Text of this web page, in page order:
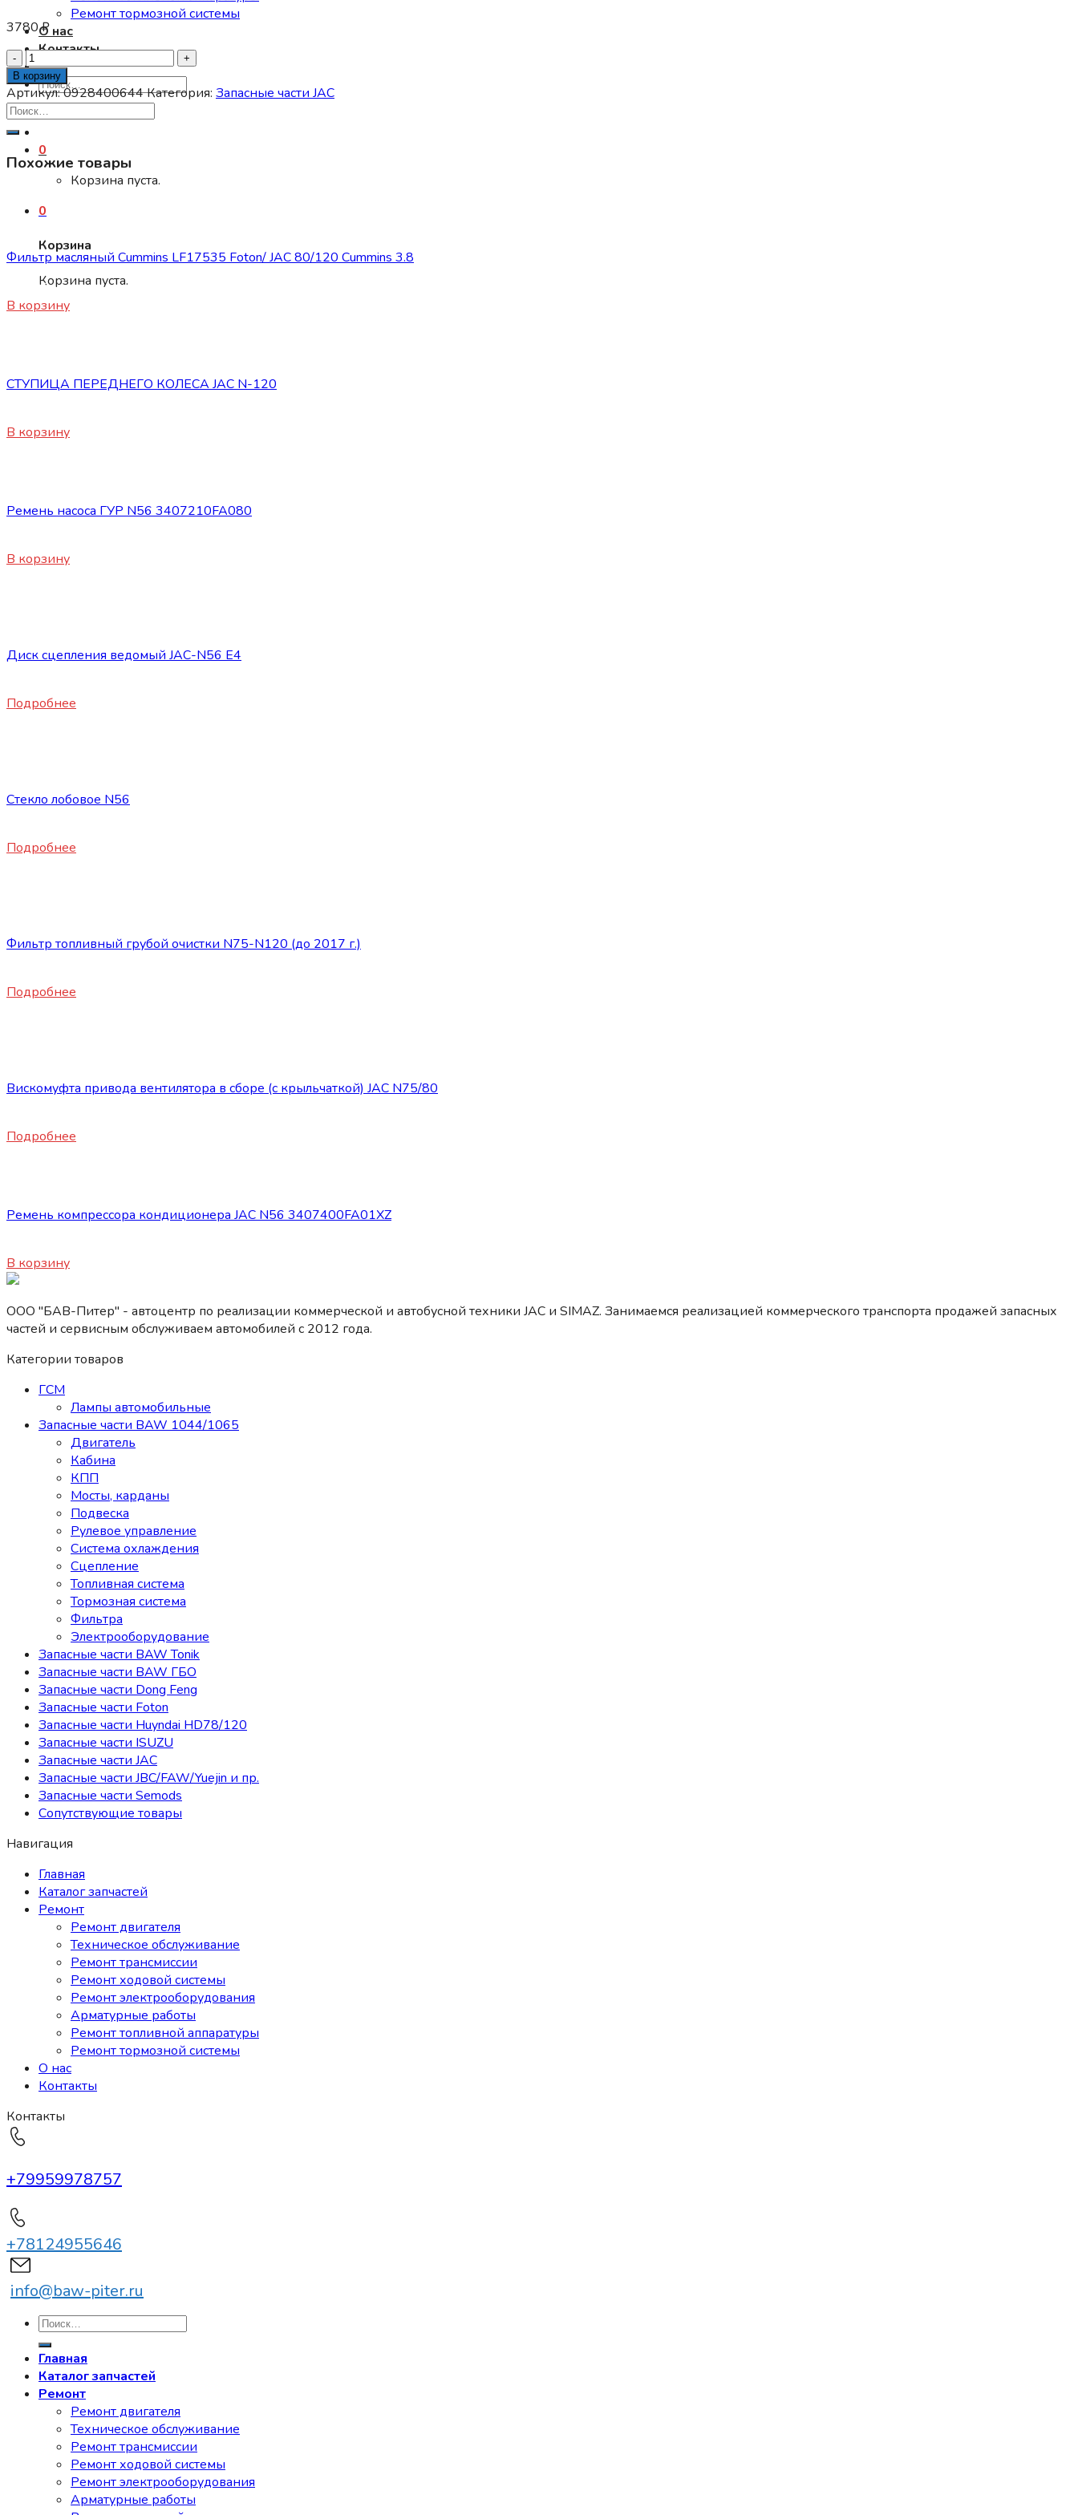
Ремонт тормозной системы
О нас
Контакты
Искать:
0
Корзина пуста.
0
Корзина
Корзина пуста.
3780₽
Количество
товара
Актуатор
(дозатор
топлива)
BOSCH
JAC
N120
0928400644
В корзину
Артикул:0928400644Категория: Запасные части JAC
Похожие товары
Фильтр масляный Cummins LF17535 Foton/ JAC 80/120 Cummins 3.8
2500₽
В корзину
СТУПИЦА ПЕРЕДНЕГО КОЛЕСА JAC N-120
В корзину
Ремень насоса ГУР N56 3407210FA080
В корзину
Диск сцепления ведомый JAC-N56 E4
Подробнее
Стекло лобовое N56
Подробнее
Фильтр топливный грубой очистки N75-N120 (до 2017 г.)
Подробнее
Вискомуфта привода вентилятора в сборе (с крыльчаткой) JAC N75/80
Подробнее
Ремень компрессора кондиционера JAC N56 3407400FA01XZ
В корзину
ООО "БАВ-Питер" - автоцентр по реализации коммерческой и автобусной техники JAC и SIMAZ. Занимаемся реализацией коммерческого транспорта продажей запасных
частей и сервисным обслуживаем автомобилей c 2012 года.
Категории товаров
ГСМ
Лампы автомобильные
Запасные части BAW 1044/1065
Двигатель
Кабина
КПП
Мосты, карданы
Подвеска
Рулевое управление
Система охлаждения
Сцепление
Топливная система
Тормозная система
Фильтра
Электрооборудование
Запасные части BAW Tonik
Запасные части BAW ГБО
Запасные части Dong Feng
Запасные части Foton
Запасные части Huyndai HD78/120
Запасные части ISUZU
Запасные части JAC
Запасные части JBC/FAW/Yuejin и пр.
Запасные части Semods
Сопутствующие товары
Навигация
Главная
Каталог запчастей
Ремонт
Ремонт двигателя
Техническое обслуживание
Ремонт трансмиссии
Ремонт ходовой системы
Ремонт электрооборудования
Арматурные работы
Ремонт топливной аппаратуры
Ремонт тормозной системы
О нас
Контакты
Контакты
+79959978757
+78124955646
info@baw-piter.ru
Искать:
Главная
Каталог запчастей
Ремонт
Ремонт двигателя
Техническое обслуживание
Ремонт трансмиссии
Ремонт ходовой системы
Ремонт электрооборудования
Арматурные работы